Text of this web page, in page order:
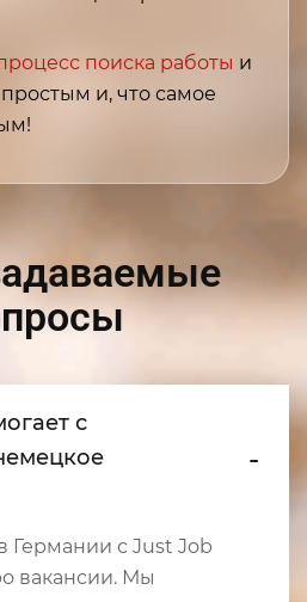
поиска работы и
и, что самое
с
Германии с Just Job
вакансии. Мы